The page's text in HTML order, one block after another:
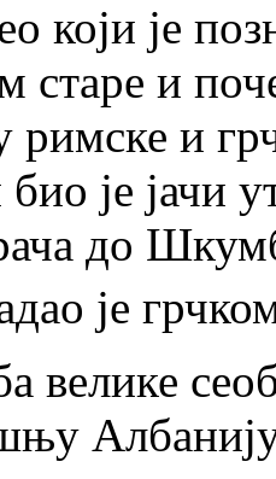
који je
старе и
римске и
је јачи
до
je
велике